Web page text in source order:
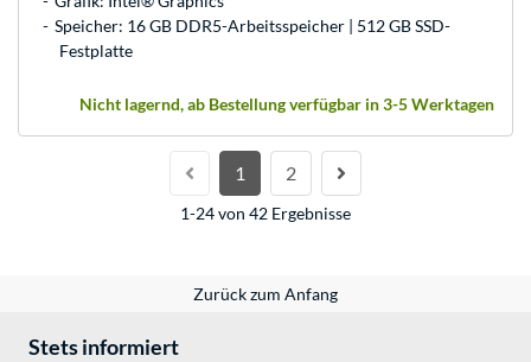
Speicher: 16 GB DDR5-Arbeitsspeicher | 512 GB SSD-
Festplatte
Nicht lagernd, ab Bestellung verfügbar in 3-5 Werktagen
1 2
1-24 von 42 Ergebnisse
Zurück zum Anfang
Stets informiert